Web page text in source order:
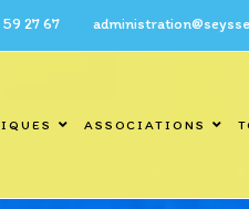
ASSOCIATIONS